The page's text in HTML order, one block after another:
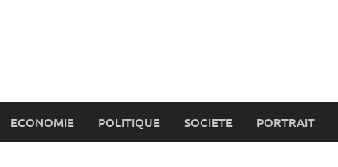
ECONOMIE POLITIQUE SOCIETE PORTRAIT